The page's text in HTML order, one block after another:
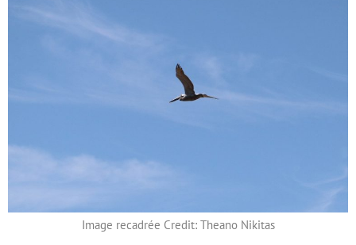
Image recadrée Credit: Theano Nikitas